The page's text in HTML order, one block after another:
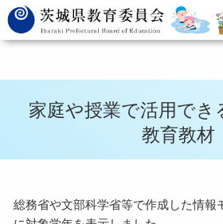
家庭や授業で活用でき
教育教材
総務省や文部科学省等で作成した情報